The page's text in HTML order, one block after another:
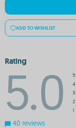
ADD TO WISHLIST
Rating
5.0
5
4
3
2
1
40 reviews